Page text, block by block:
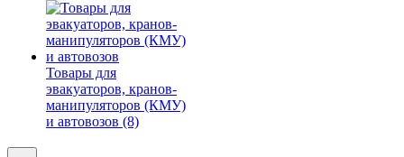
Товары для
эвакуаторов, кранов-
манипуляторов (КМУ)
и автовозов (8)